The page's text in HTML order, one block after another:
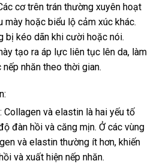
cơ trên trán thường xuyên hoạt
mày hoặc biểu lộ cảm xúc khác.
bị kéo dãn khi cười hoặc nói.
tạo ra áp lực liên tục lên da, làm
nhăn theo thời gian.
Collagen và elastin là hai yếu tố
đàn hồi và căng mịn. Ở các vùng
và elastin thường ít hơn, khiến
và xuất hiện nếp nhăn.